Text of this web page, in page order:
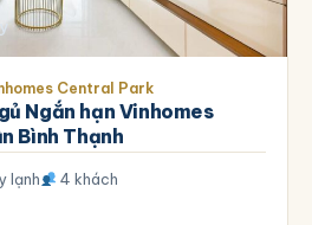
Central Park
Ngắn hạn Vinhomes
Bình Thạnh
lạnh 4 khách